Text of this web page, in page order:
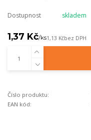
Dostupnost skladem
1,37 Kč/ks1,13 Kčbez DPH
Číslo produktu:
EAN kód: